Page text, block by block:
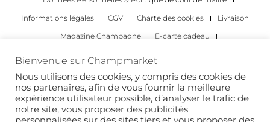
Informations légales
CGV Charte des cookies
Livraison
Magazine Champagne
E-carte cadeau
Les occasions pour déguster du champagne
Pour les particuliers
Pour les entreprises
Copyright 2022 © tous droits réservés. Champmarket.
Bienvenue sur Champmarket
Nous utilisons des cookies, y compris des cookies de
nos partenaires, afin de vous fournir la meilleure
expérience utilisateur possible, d’analyser le trafic de
notre site, vous proposer des publicités